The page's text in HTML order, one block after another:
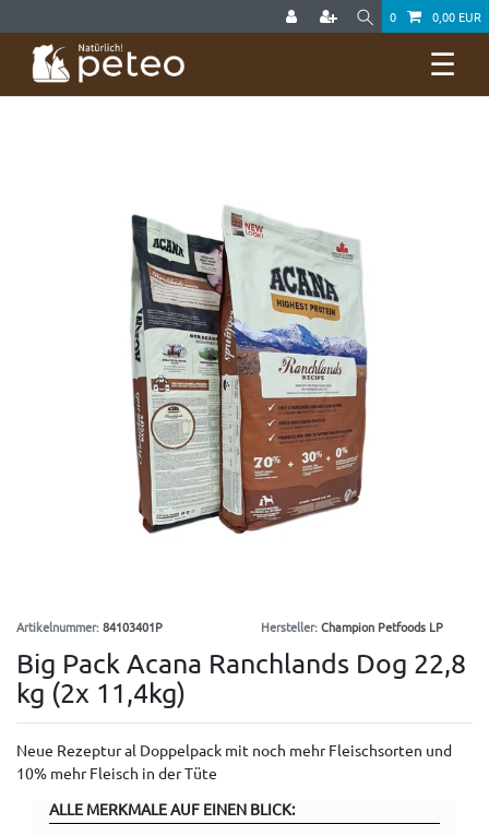
0 0,00 EUR
☰
Artikelnummer:84103401P Hersteller:Champion Petfoods LP
Big Pack Acana Ranchlands Dog 22,8
kg (2x 11,4kg)
Neue Rezeptur al Doppelpack mit noch mehr Fleischsorten und
10% mehr Fleisch in der Tüte
ALLE MERKMALE AUF EINEN BLICK: